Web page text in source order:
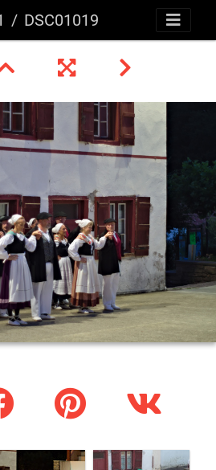
DSC01019